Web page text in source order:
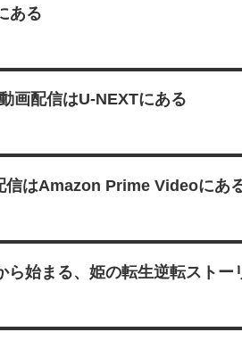
ある
画配信はU-NEXTにある
信はAmazon Prime Videoにあ
始まる、姫の転生逆転スト